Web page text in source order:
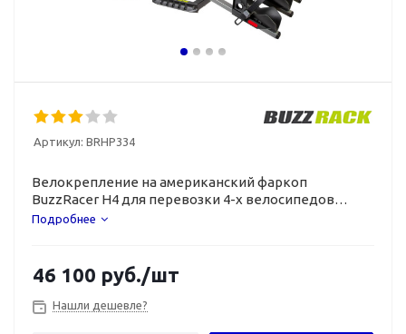
Артикул: BRHP334
Велокрепление на американский фаркоп
BuzzRacer H4 для перевозки 4-х велосипедов
с оптимальным соотношением цены и качества.
Подробнее
46 100 руб./шт
Нашли дешевле?